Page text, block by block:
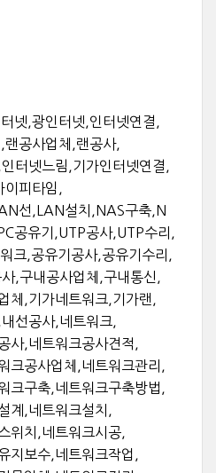
넷,광인터넷,인터넷연결,
공사업체,랜공사,
터넷느림,기가인터넷연결,
피타임,
선,LAN설치,NAS구축,N
공유기,UTP공사,UTP수리,
크,공유기공사,공유기수리,
,구내공사업체,구내통신,
체,기가네트워크,기가랜,
선공사,네트워크,
사,네트워크공사견적,
크공사업체,네트워크관리,
크구축,네트워크구축방법,
계,네트워크설치,
위치,네트워크시공,
지보수,네트워크작업,